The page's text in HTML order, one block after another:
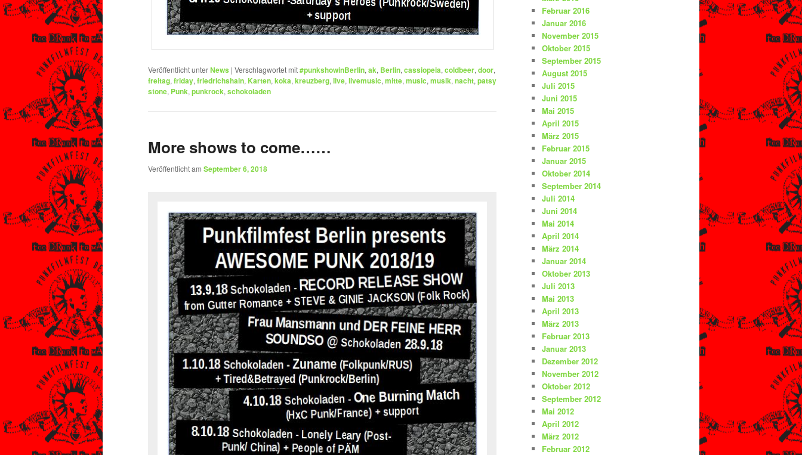
Veröffentlicht unterNews | Verschlagwortet mit#punkshowinBerlin, ak, Berlin, cassiopeia, coldbeer, door,
freitag, friday, friedrichshain, Karten, koka, kreuzberg, live, livemusic, mitte, music, musik, nacht, patsy
stone, Punk, punkrock, schokoladen
More shows to come……
Veröffentlicht am September 6, 2018
Februar 2016
Januar 2016
November 2015
Oktober 2015
September 2015
August 2015
Juli 2015
Juni 2015
Mai 2015
April 2015
März 2015
Februar 2015
Januar 2015
Oktober 2014
September 2014
Juli 2014
Juni 2014
Mai 2014
April 2014
März 2014
Januar 2014
Oktober 2013
Juli 2013
Mai 2013
April 2013
März 2013
Februar 2013
Januar 2013
Dezember 2012
November 2012
Oktober 2012
September 2012
Mai 2012
April 2012
März 2012
Februar 2012